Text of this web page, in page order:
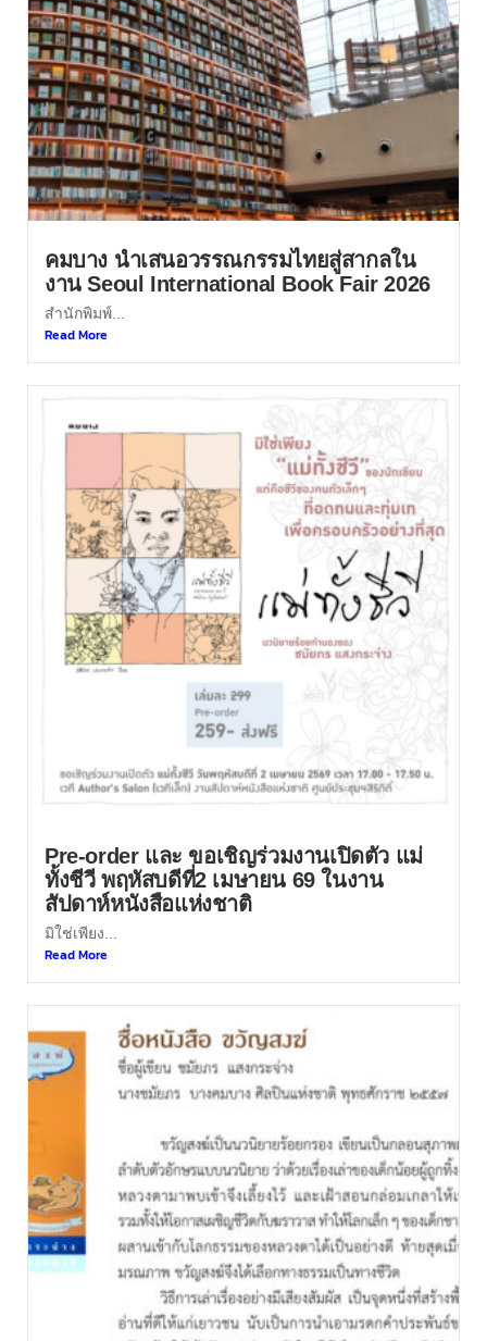
คมบาง นำเสนอวรรณกรรมไทยสู่สากลใน
งาน Seoul International Book Fair 2026
สำนักพิมพ์...
Read More
Pre-order และ ขอเชิญร่วมงานเปิดตัว แม่
ทั้งชีวี พฤหัสบดีที่2 เมษายน 69 ในงาน
สัปดาห์หนังสือแห่งชาติ
มิใช่เพียง...
Read More